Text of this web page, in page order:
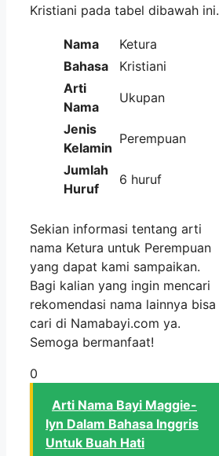
Kristiani pada tabel dibawah ini.
Nama
Ketura
Bahasa
Kristiani
Arti
Nama
Ukupan
Jenis
Kelamin
Perempuan
Jumlah
Huruf
6 huruf
Sekian informasi tentang arti
nama Ketura untuk Perempuan
yang dapat kami sampaikan.
Bagi kalian yang ingin mencari
rekomendasi nama lainnya bisa
cari di Namabayi.com ya.
Semoga bermanfaat!
0
Arti Nama Bayi Maggie-
lyn Dalam Bahasa Inggris
Untuk Buah Hati